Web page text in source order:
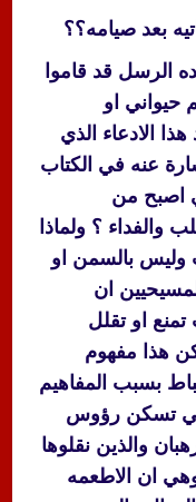
بعد صيامه؟؟
الرسل قد قاموا
حيواني او
الادعاء الذي
عنه في الكتاب
اصبح من
والفداء ؟ ولماذا
وليس بالسمن او
ان
تمنع او تقلل
هذا مفهوم
بسبب المفاهيم
تسكن رؤوس
والذين نقلوها
ان الاطعمه